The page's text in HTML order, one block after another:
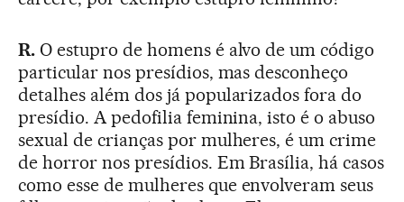
R. O estupro de homens é alvo de um código
particular nos presídios, mas desconheço
detalhes além dos já popularizados fora do
presídio. A pedofilia feminina, isto é o abuso
sexual de crianças por mulheres, é um crime
de horror nos presídios. Em Brasília, há casos
como esse de mulheres que envolveram seus